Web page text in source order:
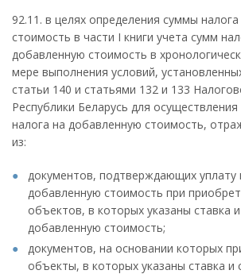
92.11. в целях определения суммы
стоимость в части I книги учета сумм
добавленную стоимость в
мере выполнения условий,
статьи 140 и статьями 132 и 133
Республики Беларусь для
налога на добавленную стоимость,
из:
документов, подтверждающих уплату
добавленную стоимость при
объектов, в которых указаны ставка
добавленную стоимость;
документов, на основании которых
объекты, в которых указаны ставка и